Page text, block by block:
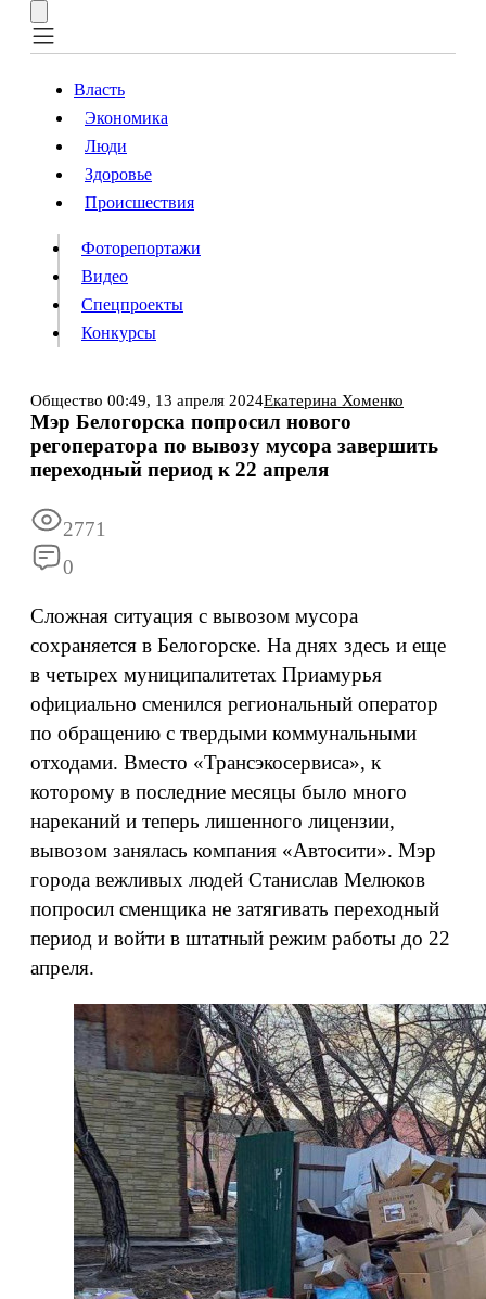
Власть
Происшествия
Видео
Конкурсы
Информация Подписка РекламаВсе новости Архив
Власть
Экономика
Люди
Здоровье
Происшествия
Фоторепортажи
Видео
Спецпроекты
Конкурсы
Общество 00:49, 13 апреля 2024Екатерина Хоменко
Мэр Белогорска попросил нового
регоператора по вывозу мусора завершить
переходный период к 22 апреля
2771
0
Сложная ситуация с вывозом мусора
сохраняется в Белогорске. На днях здесь и еще
в четырех муниципалитетах Приамурья
официально сменился региональный оператор
по обращению с твердыми коммунальными
отходами. Вместо «Трансэкосервиса», к
которому в последние месяцы было много
нареканий и теперь лишенного лицензии,
вывозом занялась компания «Автосити». Мэр
города вежливых людей Станислав Мелюков
попросил сменщика не затягивать переходный
период и войти в штатный режим работы до 22
апреля.